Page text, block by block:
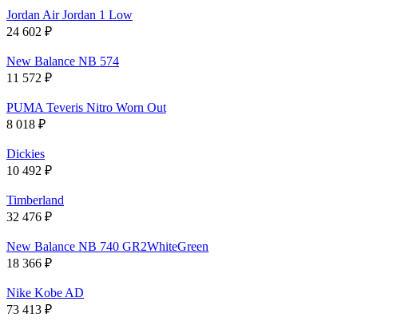
Jordan Air Jordan 1 Low
24 602 ₽
New Balance NB 574
11 572 ₽
PUMA Teveris Nitro Worn Out
8 018 ₽
Dickies
10 492 ₽
Timberland
32 476 ₽
New Balance NB 740 GR2WhiteGreen
18 366 ₽
Nike Kobe AD
73 413 ₽